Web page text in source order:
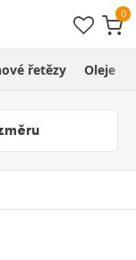
řetězy Oleje